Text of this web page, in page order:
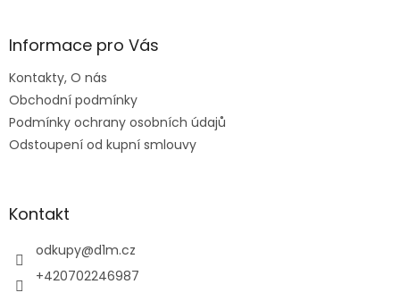
aInformace pro Vás
Kontakty, O nás
Obchodní podmínky
Podmínky ochrany osobních údajů
Odstoupení od kupní smlouvy
Kontakt
odkupy@d1m.cz
+420702246987